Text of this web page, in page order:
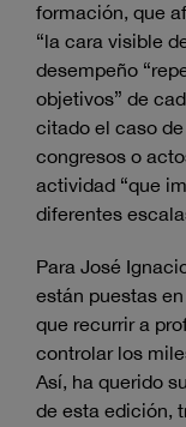
formación, que
“la cara visible
desempeño
objetivos” de
citado el caso
congresos o
actividad “que
diferentes
Para José
están puestas
que recurrir a
controlar los
Así, ha querido
de esta edición,